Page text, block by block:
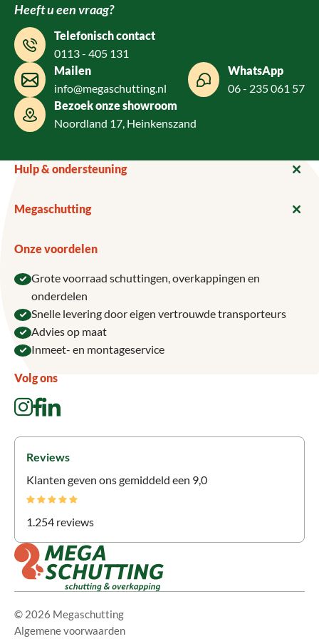
Heeft u een vraag?
Telefonisch contact
0113 - 405 131
Mailen
info@megaschutting.nl
WhatsApp
06 - 235 061 57
Bezoek onze showroom
Noordland 17, Heinkenszand
Hulp & ondersteuning
Megaschutting
Onze voordelen
Grote voorraad schuttingen, overkappingen en
onderdelen
Snelle levering door eigen vertrouwde transporteurs
Advies op maat
Inmeet- en montageservice
Volg ons
Reviews
Klanten geven ons gemiddeld een 9,0
1.254 reviews
© 2026 Megaschutting
Algemene voorwaarden